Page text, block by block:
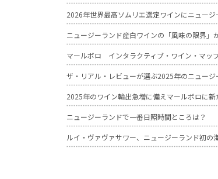
2026年世界最高ソムリエ選定ワインにニュー
ニュージーランド産白ワインの「風味の限界」
マールボロ インタラクティブ・ワイン・マッ
ザ・リアル・レビューが選ぶ2025年のニュー
2025年のワイン輸出急増に備えマールボロに
ニュージーランドで一番日照時間ところは？
ルイ・ヴァヴァサワー、ニュージーランド初の